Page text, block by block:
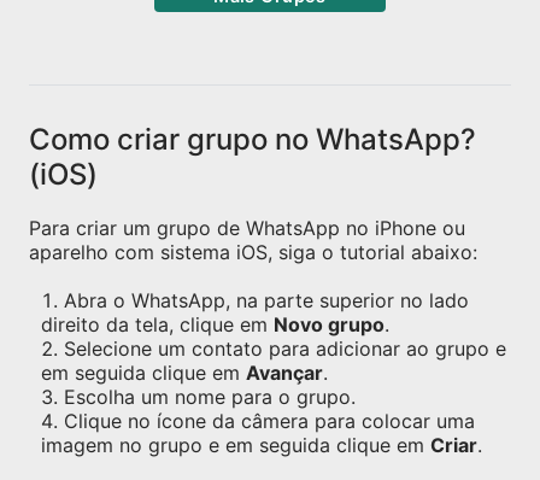
Como criar grupo no WhatsApp?
(iOS)
Para criar um grupo de WhatsApp no iPhone ou
aparelho com sistema iOS, siga o tutorial abaixo:
Abra o WhatsApp, na parte superior no lado
direito da tela, clique em Novo grupo.
Selecione um contato para adicionar ao grupo e
em seguida clique em Avançar.
Escolha um nome para o grupo.
Clique no ícone da câmera para colocar uma
imagem no grupo e em seguida clique em Criar.